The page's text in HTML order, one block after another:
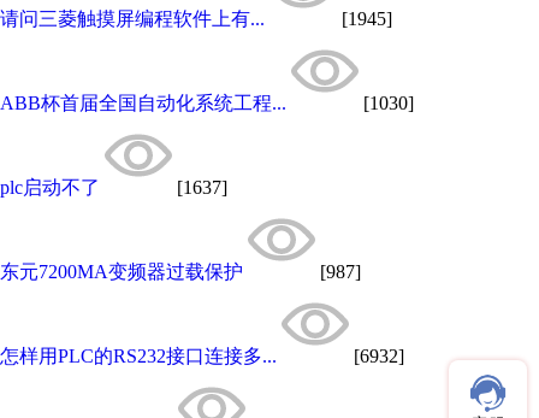
请问三菱触摸屏编程软件上有... [1945]
ABB杯首届全国自动化系统工程... [1030]
plc启动不了 [1637]
东元7200MA变频器过载保护 [987]
怎样用PLC的RS232接口连接多... [6932]